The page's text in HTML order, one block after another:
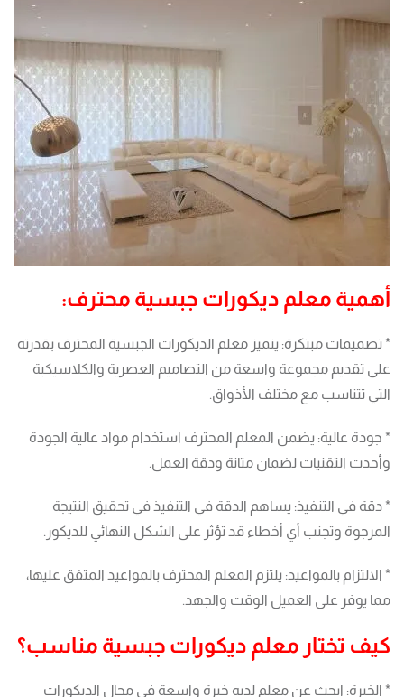
أهمية معلم ديكورات جبسية محترف:
* تصميمات مبتكرة: يتميز معلم الديكورات الجبسية المحترف بقدرته
على تقديم مجموعة واسعة من التصاميم العصرية والكلاسيكية
التي تتناسب مع مختلف الأذواق.
* جودة عالية: يضمن المعلم المحترف استخدام مواد عالية الجودة
وأحدث التقنيات لضمان متانة ودقة العمل.
* دقة في التنفيذ: يساهم الدقة في التنفيذ في تحقيق النتيجة
المرجوة وتجنب أي أخطاء قد تؤثر على الشكل النهائي للديكور.
* الالتزام بالمواعيد: يلتزم المعلم المحترف بالمواعيد المتفق عليها،
مما يوفر على العميل الوقت والجهد.
كيف تختار معلم ديكورات جبسية مناسب؟
* الخبرة: ابحث عن معلم لديه خبرة واسعة في مجال الديكورات